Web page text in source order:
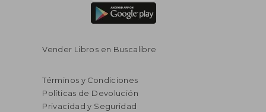
Vender Libros en Buscalibre
Términos y Condiciones
Políticas de Devolución
Privacidad y Seguridad